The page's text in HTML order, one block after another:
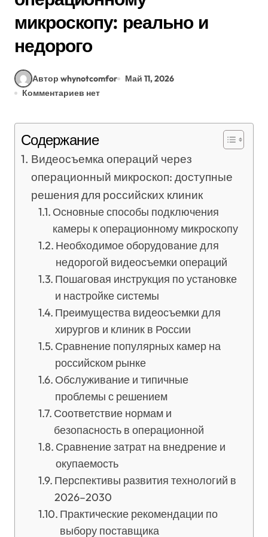
микроскопу: реально и
недорого
Автор whynotcomfor
Май 11, 2026
Комментариев нет
Содержание
Видеосъемка операций через
операционный микроскоп: доступные
решения для российских клиник
Основные способы подключения
камеры к операционному микроскопу
Необходимое оборудование для
недорогой видеосъемки операций
Пошаговая инструкция по установке
и настройке системы
Преимущества видеосъемки для
хирургов и клиник в России
Сравнение популярных камер на
российском рынке
Обслуживание и типичные
проблемы с решением
Соответствие нормам и
безопасность в операционной
Сравнение затрат на внедрение и
окупаемость
Перспективы развития технологий в
2026–2030
Практические рекомендации по
выбору поставщика